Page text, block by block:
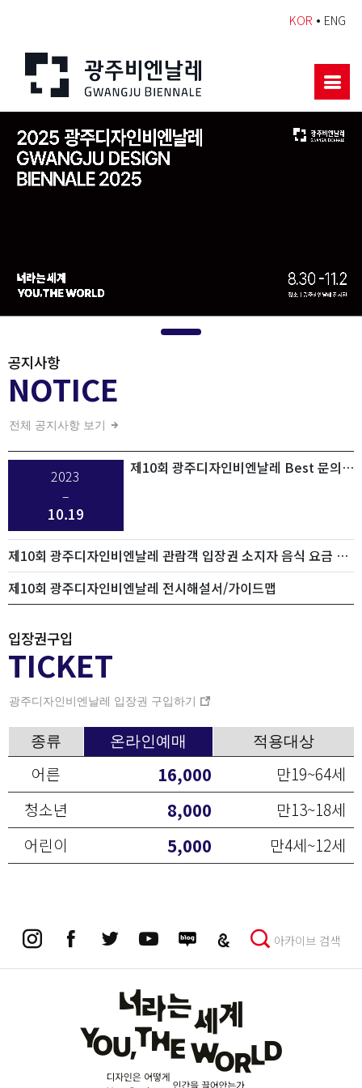
KOR • ENG
공지사항
NOTICE
전체 공지사항 보기
2023
–
10.19
제10회 광주디자인비엔날레 Best 문의 15가지! (입장권/단체/도슨트/이용서비스 등)
제10회 광주디자인비엔날레 관람객 입장권 소지자 음식 요금 10% 할인 이벤트
제10회 광주디자인비엔날레 전시해설서/가이드맵
입장권구입
TICKET
광주디자인비엔날레 입장권 구입하기
종류 온라인예매 적용대상
어른 16,000
만19~64세
청소년
8,000
만13~18세
어린이
5,000 만4세~12세
아카이브 검색